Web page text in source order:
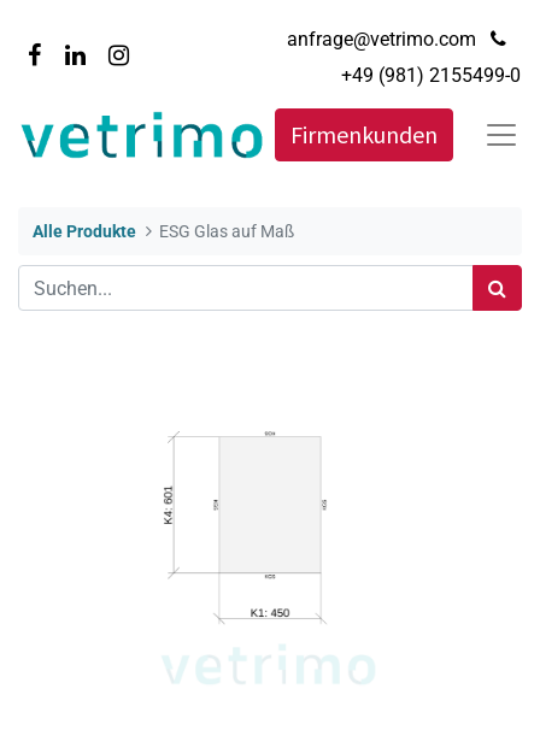
anfrage@vetrimo.com
+49 (981) 2155499-0
Firmenkunden
Alle Produkte ESG Glas auf Maß